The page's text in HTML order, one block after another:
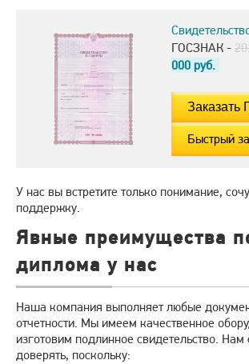
ГОСЗНАК -
000 руб.
Быстрый
У нас вы встретите только понимание,
поддержку.
Явные преимущества
диплома у нас
Наша компания выполняет любые
отчетности. Мы имеем качественное
изготовим подлинное свидетельство. Нам
доверять, поскольку: